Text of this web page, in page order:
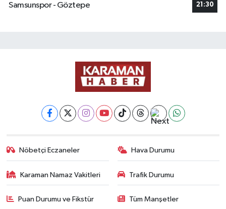
Samsunspor - Göztepe
21:30
Nöbetçi Eczaneler Hava Durumu
Karaman Namaz Vakitleri Trafik Durumu
Puan Durumu ve Fikstür Tüm Manşetler